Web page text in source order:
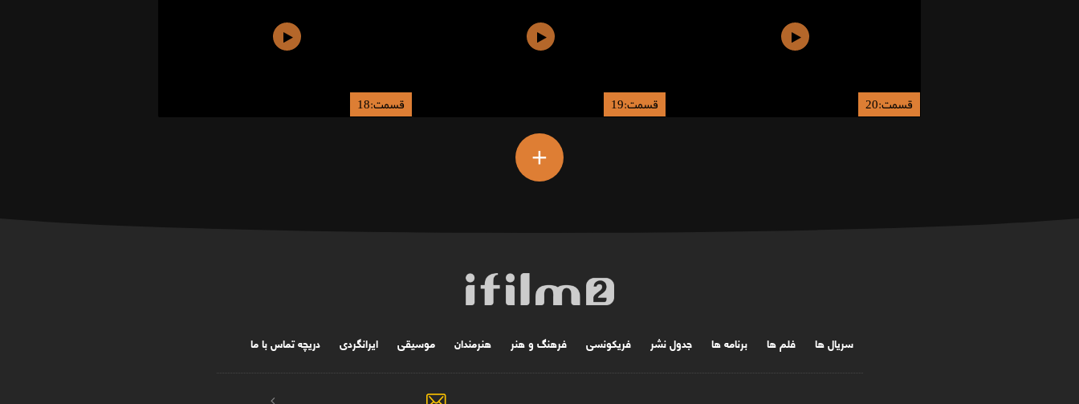
قسمت:20 قسمت:19 قسمت:18
+
سریال ها فلم ها برنامه ها جدول نشر فریکونسی فرهنگ و هنر هنرمندان موسیقی ایرانگردی دریچه تماس با ما